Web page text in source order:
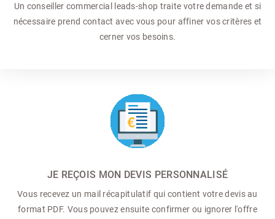
Un conseiller commercial
leads-shop traite votre demande et si
nécessaire prend contact avec vous pour affiner vos critères et
cerner vos besoins.
JE REÇOIS MON DEVIS PERSONNALISÉ
Vous recevez un mail récapitulatif qui contient votre devis au
format PDF. Vous pouvez ensuite confirmer ou ignorer l'offre